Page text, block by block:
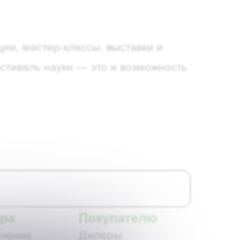
мастер-классы, выставки и
науки — это и возможность
Покупателю
Дилеры